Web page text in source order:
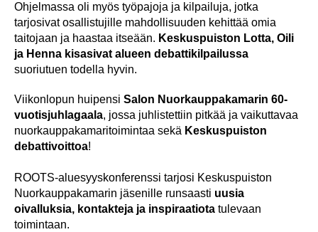
Ohjelmassa oli myös työpajoja ja kilpailuja, jotka
tarjosivat osallistujille mahdollisuuden kehittää omia
taitojaan ja haastaa itseään. Keskuspuiston Lotta, Oili
ja Henna kisasivat alueen debattikilpailussa
suoriutuen todella hyvin.
Viikonlopun huipensi Salon Nuorkauppakamarin 60-
vuotisjuhlagaala, jossa juhlistettiin pitkää ja vaikuttavaa
nuorkauppakamaritoimintaa sekä Keskuspuiston
debattivoittoa!
ROOTS-aluesyyskonferenssi tarjosi Keskuspuiston
Nuorkauppakamarin jäsenille runsaasti uusia
oivalluksia, kontakteja ja inspiraatiota tulevaan
toimintaan.